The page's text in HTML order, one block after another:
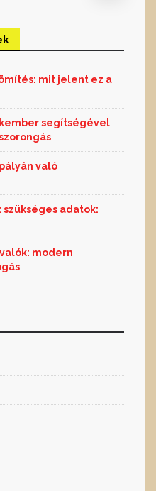
mit jelent ez a
segítségével
való
szükséges adatok:
modern